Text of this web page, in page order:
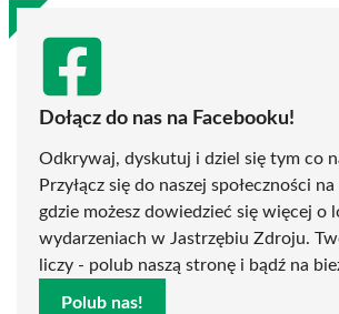
Dołącz do nas na Facebooku!
Odkrywaj, dyskutuj i dziel się tym co
Przyłącz się do naszej społeczności
gdzie możesz dowiedzieć się więcej o
wydarzeniach w Jastrzębiu Zdroju.
liczy - polub naszą stronę i bądź na
Polub nas!